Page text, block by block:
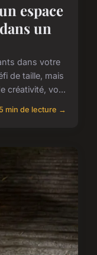
espace
un
dans votre
de taille, mais
créativité, vo...
5 min de lecture →